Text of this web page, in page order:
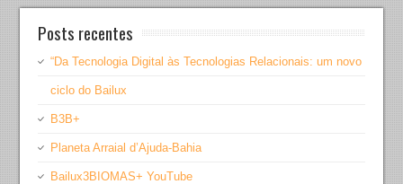
Posts recentes
“Da Tecnologia Digital às Tecnologias Relacionais: um novo
ciclo do Bailux
B3B+
Planeta Arraial d’Ajuda-Bahia
Bailux3BIOMAS+ YouTube